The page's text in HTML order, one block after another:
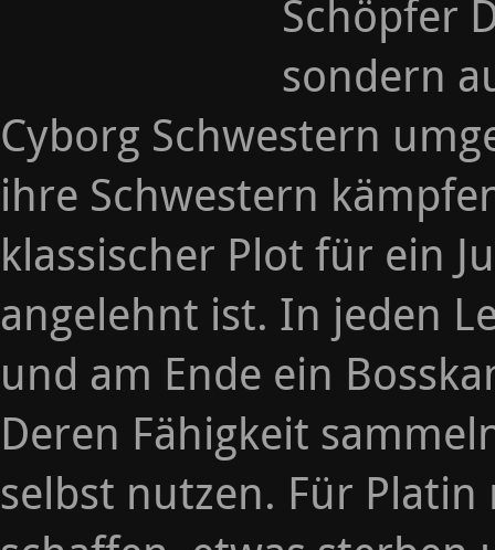
Schöpfer
sondern
Cyborg Schwestern
ihre Schwestern
klassischer Plot für ein
angelehnt ist. In jeden
und am Ende ein
Deren Fähigkeit
selbst nutzen. Für